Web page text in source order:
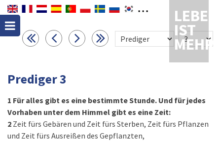
LEBEN
IST
MEHR
Prediger 3
1 Für alles gibt es eine bestimmte Stunde. Und für jedes
Vorhaben unter dem Himmel gibt es eine Zeit:
2 Zeit fürs Gebären und Zeit fürs Sterben, Zeit fürs Pflanzen
und Zeit fürs Ausreißen des Gepflanzten,